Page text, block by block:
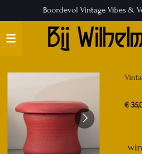
direct
naar
Boordevol Vintage Vibes &
€